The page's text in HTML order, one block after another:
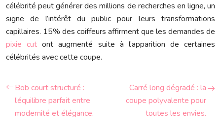
célébrité peut générer des millions de recherches en ligne, un
signe de l’intérêt du public pour leurs transformations
capillaires. 15% des coiffeurs affirment que les demandes de
pixie cutont augmenté suite à l’apparition de certaines
célébrités avec cette coupe.
Bob court structuré :
l’équilibre parfait entre
modernité et élégance.
Carré long dégradé : la
coupe polyvalente pour
toutes les envies.